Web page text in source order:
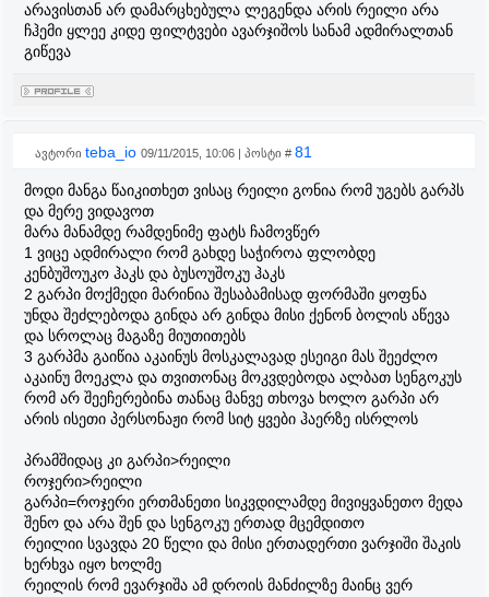
არავისთან არ დამარცხებულა ლეგენდა არის რეილი არა
ჩჰემი ყლეე კიდე ფილტვები ავარჯიშოს სანამ ადმირალთან
გიწევა
ავტორი teba_io 09/11/2015, 10:06 | პოსტი # 81
მოდი მანგა წაიკითხეთ ვისაც რეილი გონია რომ უგებს გარპს
და მერე ვიდავოთ
მარა მანამდე რამდენიმე ფატს ჩამოვწერ
1 ვიცე ადმირალი რომ გახდე საჭიროა ფლობდე
კენბუშოუკო ჰაკს და ბუსოუშოკუ ჰაკს
2 გარპი მოქმედი მარინია შესაბამისად ფორმაში ყოფნა
უნდა შეძლებოდა გინდა არ გინდა მისი ქენონ ბოლის აწევა
და სროლაც მაგაზე მიუთითებს
3 გარპმა გაიწია აკაინუს მოსკალავად ესეიგი მას შეეძლო
აკაინუ მოეკლა და თვითონაც მოკვდებოდა ალბათ სენგოკუს
რომ არ შეეჩერებინა თანაც მანვე თხოვა ხოლო გარპი არ
არის ისეთი პერსონაჟი რომ სიტ ყვები ჰაერზე ისრლოს
პრამშიდაც კი გარპი>რეილი
როჯერი>რეილი
გარპი=როჯერი ერთმანეთი სიკვდილამდე მივიყვანეთო მედა
შენო და არა შენ და სენგოკუ ერთად მცემდითო
რეილიი სვავდა 20 წელი და მისი ერთადერთი ვარჯიში შაკის
ხერხვა იყო ხოლმე
რეილის რომ ევარჯიშა ამ დროის მანძილზე მაინც ვერ